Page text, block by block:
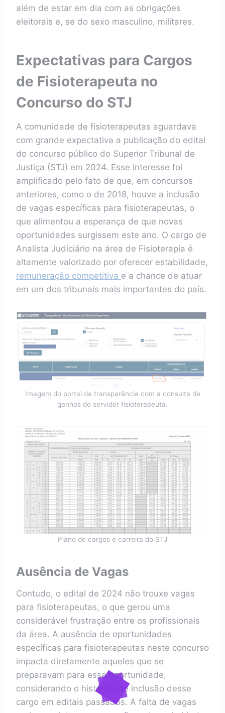
além de estar em dia com as obrigações
eleitorais e, se do sexo masculino, militares.
Expectativas para Cargos
de Fisioterapeuta no
Concurso do STJ
A comunidade de fisioterapeutas aguardava
com grande expectativa a publicação do edital
do concurso público do Superior Tribunal de
Justiça (STJ) em 2024. Esse interesse foi
amplificado pelo fato de que, em concursos
anteriores, como o de 2018, houve a inclusão
de vagas específicas para fisioterapeutas, o
que alimentou a esperança de que novas
oportunidades surgissem este ano. O cargo de
Analista Judiciário na área de Fisioterapia é
altamente valorizado por oferecer estabilidade,
remuneração competitiva e a chance de atuar
em um dos tribunais mais importantes do país.
Imagem do portal da transparência com a consulta de
ganhos do servidor fisioterapeuta.
Plano de cargos e carreira do STJ
Ausência de Vagas
Contudo, o edital de 2024 não trouxe vagas
para fisioterapeutas, o que gerou uma
considerável frustração entre os profissionais
da área. A ausência de oportunidades
específicas para fisioterapeutas neste concurso
impacta diretamente aqueles que se
preparavam para essa oportunidade,
considerando o histórico de inclusão desse
cargo em editais passados. A falta de vagas